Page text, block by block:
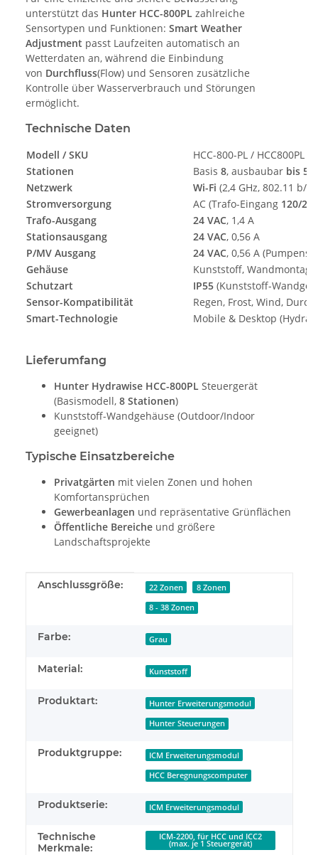
unterstützt das Hunter HCC-800PL zahlreiche
Sensortypen und Funktionen: Smart Weather
Adjustment passt Laufzeiten automatisch an
Wetterdaten an, während die Einbindung
von Durchfluss(Flow) und Sensoren zusätzliche
Kontrolle über Wasserverbrauch und Störungen
ermöglicht.
Technische Daten
Modell / SKU
HCC-800-PL / HCC800PL
Stationen
Basis 8, ausbaubar bis 54
Netzwerk
Wi-Fi (2,4 GHz, 802.11 b/
Stromversorgung
AC (Trafo-Eingang 120/
Trafo-Ausgang
24 VAC, 1,4 A
Stationsausgang
24 VAC, 0,56 A
P/MV Ausgang
24 VAC, 0,56 A
Gehäuse
Kunststoff, Wandmontage
Schutzart
IP55 (Kunststoff-
Sensor-Kompatibilität
Regen, Frost, Wind,
Smart-Technologie
Mobile & Desktop
Lieferumfang
Hunter Hydrawise HCC-800PL Steuergerät
(Basismodell, 8 Stationen)
Kunststoff-Wandgehäuse (Outdoor/Indoor
geeignet)
Typische Einsatzbereiche
Privatgärten mit vielen Zonen und hohen
Komfortansprüchen
Gewerbeanlagen und repräsentative Grünflächen
Öffentliche Bereiche und größere
Landschaftsprojekte
Produkteigenschaft
Wert
Anschlussgröße: 22 Zonen 8 Zonen
8 - 38 Zonen
Farbe: Grau
Material: Kunststoff
Produktart: Hunter Erweiterungsmodul
Hunter Steuerungen
Produktgruppe: ICM Erweiterungsmodul
HCC Beregnungscomputer
Produktserie: ICM Erweiterungsmodul
Technische
Merkmale:
ICM-2200, für HCC und ICC2
(max. je 1 Steuergerät)